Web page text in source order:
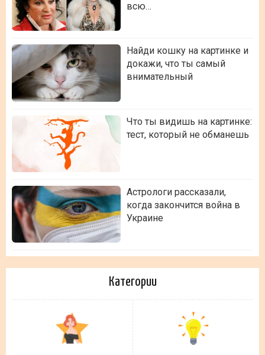
всю…
Найди кошку на картинке и
докажи, что ты самый
внимательный
Что ты видишь на картинке:
тест, который не обманешь
Астрологи рассказали,
когда закончится война в
Украине
Категории